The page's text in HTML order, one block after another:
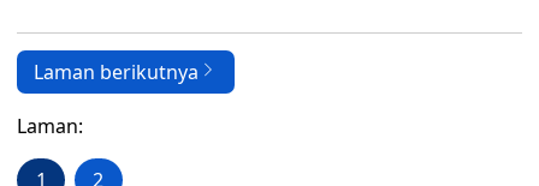
Laman berikutnya
Laman:
1 2